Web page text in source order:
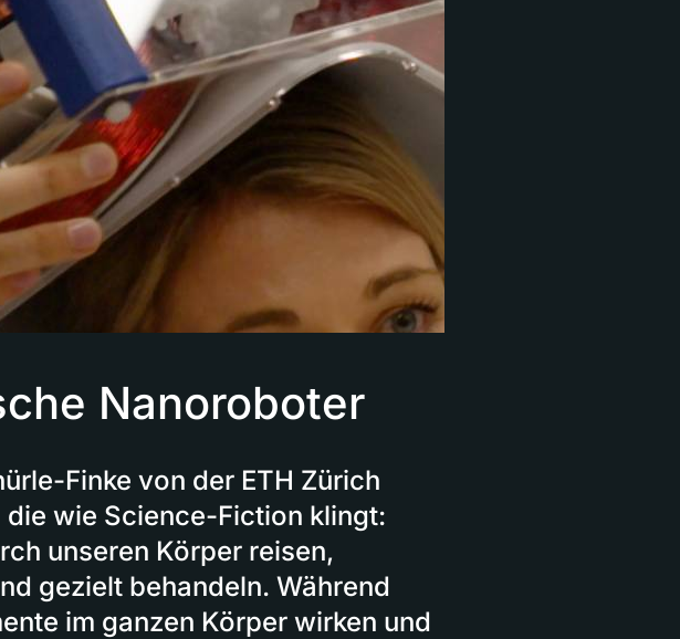
Nanoroboter
Finke von der ETH Zürich
wie Science-Fiction klingt:
unseren Körper reisen,
gezielt behandeln. Während
im ganzen Körper wirken und